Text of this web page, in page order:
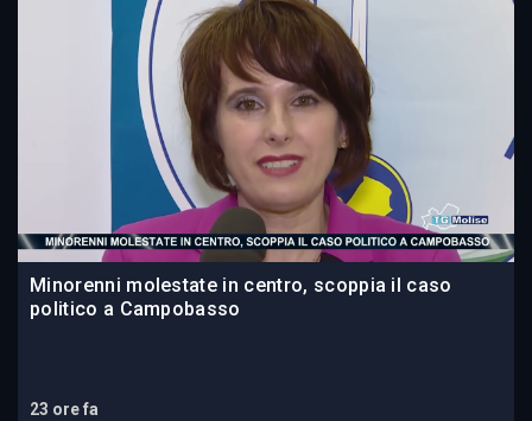
Minorenni molestate in centro, scoppia il caso
politico a Campobasso
23 ore fa